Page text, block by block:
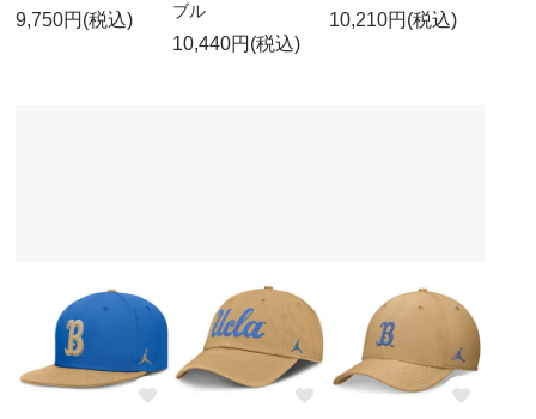
9,750円(税込)
ブル
10,440円(税込)
10,210円(税込)